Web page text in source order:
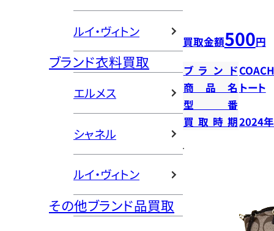
ルイ・ヴィトン
ブランド衣料買取
エルメス
シャネル
ルイ・ヴィトン
その他ブランド品買取
買取金額500円
ブランドCOACH
商品名 トート
型番
買取時期2024